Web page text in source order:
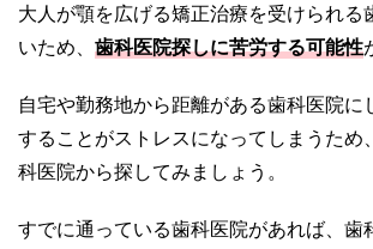
大人が顎を広げる矯正治療を受けられる
いため、 歯科医院探しに苦労する可能性
自宅や勤務地から距離がある歯科医院に
することがストレスになってしまうため
科医院から探してみましょう。
すでに通っている歯科医院があれば、歯